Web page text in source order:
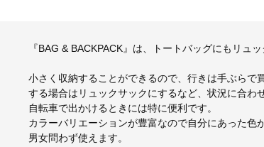
『BAG & BACKPACK』は、トートバッグにもリュ
小さく収納することができるので、行きは手ぶらで
する場合はリュックサックにするなど、状況に合わ
自転車で出かけるときには特に便利です。
カラーバリエーションが豊富なので自分にあった色
男女問わず使えます。